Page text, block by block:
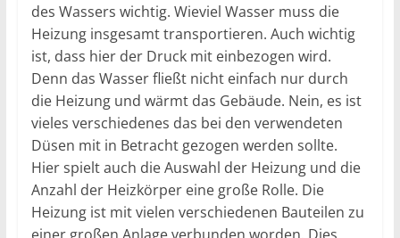
des Wassers wichtig. Wieviel Wasser muss die
Heizung insgesamt transportieren. Auch wichtig
ist, dass hier der Druck mit einbezogen wird.
Denn das Wasser fließt nicht einfach nur durch
die Heizung und wärmt das Gebäude. Nein, es ist
vieles verschiedenes das bei den verwendeten
Düsen mit in Betracht gezogen werden sollte.
Hier spielt auch die Auswahl der Heizung und die
Anzahl der Heizkörper eine große Rolle. Die
Heizung ist mit vielen verschiedenen Bauteilen zu
einer großen Anlage verbunden worden. Dies